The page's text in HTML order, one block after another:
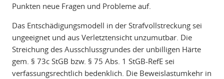
Punkten neue Fragen und Probleme auf.
Das Entschädigungsmodell in der Strafvollstreckung sei
ungeeignet und aus Verletztensicht unzumutbar. Die
Streichung des Ausschlussgrundes der unbilligen Härte
gem. § 73c StGB bzw. § 75 Abs. 1 StGB-RefE sei
verfassungsrechtlich bedenklich. Die Beweislastumkehr in